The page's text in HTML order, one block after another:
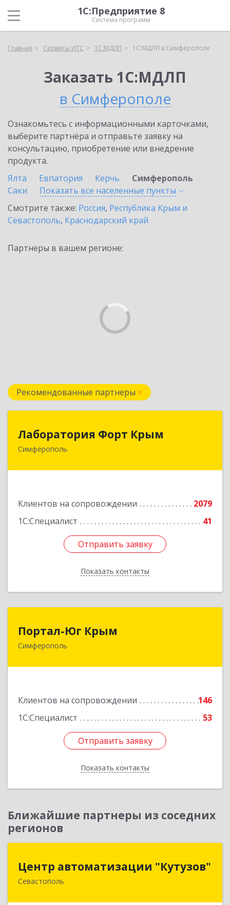
1С:Предприятие 8
Система программ
Главная Сервисы ИТС 1С:МДЛП 1С:МДЛП в Симферополе
Заказать 1С:МДЛП
в Симферополе
Ознакомьтесь с информационными карточками,
выберите партнёра и отправьте заявку на
консультацию, приобретение или внедрение
продукта.
Ялта
Евпатория Керчь
Симферополь
Саки
Показать все населенные пункты
Смотрите также: Россия, Республика Крым и
Севастополь, Краснодарский край
Партнеры в вашем регионе:
Рекомендованные партнеры
Лаборатория Форт Крым
Симферополь
Клиентов на сопровождении
2079
1С:Специалист
41
Отправить заявку
Показать контакты
295034, Крым Респ, Симферополь г, Киевская
Отправить заявку
Назад
Портал-Юг Крым
Симферополь
Клиентов на сопровождении
146
1С:Специалист
53
Отправить заявку
Показать контакты
295015, Крым Респ, Симферополь г, Козлова ул,
Отправить заявку
Назад
Ближайшие партнеры из соседних
регионов
Центр автоматизации "Кутузов"
Севастополь
299011, Севастополь г, Генерала Петрова ул,